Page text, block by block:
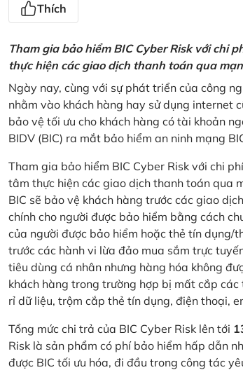
Thích
Tham gia bảo hiểm BIC Cyber Risk với chi
thực hiện các giao dịch thanh toán qua
Ngày nay, cùng với sự phát triển của công
nhằm vào khách hàng hay sử dụng internet
bảo vệ tối ưu cho khách hàng có tài khoản
BIDV (BIC) ra mắt bảo hiểm an ninh mạng
Tham gia bảo hiểm BIC Cyber Risk với chi
tâm thực hiện các giao dịch thanh toán qua
BIC sẽ bảo vệ khách hàng trước các giao
chính cho người được bảo hiểm bằng cách
của người được bảo hiểm hoặc thẻ tín dụng/
trước các hành vi lừa đảo mua sắm trực
tiêu dùng cá nhân nhưng hàng hóa không
khách hàng trong trường hợp bị mất cắp
rỉ dữ liệu, trộm cắp thẻ tín dụng, điện thoại,
Tổng mức chi trả của BIC Cyber Risk lên tới
Risk là sản phẩm có phí bảo hiểm hấp dẫn
được BIC tối ưu hóa, đi đầu trong công tác